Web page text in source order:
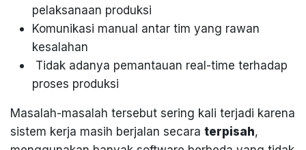
pelaksanaan produksi
Komunikasi manual antar tim yang rawan
kesalahan
Tidak adanya pemantauan real-time terhadap
proses produksi
Masalah-masalah tersebut sering kali terjadi karena
sistem kerja masih berjalan secara terpisah,